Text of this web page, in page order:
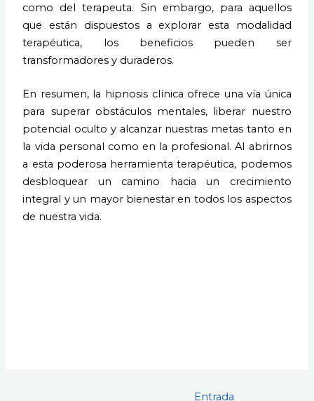
como del terapeuta. Sin embargo, para aquellos
que están dispuestos a explorar esta modalidad
terapéutica, los beneficios pueden ser
transformadores y duraderos.
En resumen, la hipnosis clínica ofrece una vía única
para superar obstáculos mentales, liberar nuestro
potencial oculto y alcanzar nuestras metas tanto en
la vida personal como en la profesional. Al abrirnos
a esta poderosa herramienta terapéutica, podemos
desbloquear un camino hacia un crecimiento
integral y un mayor bienestar en todos los aspectos
de nuestra vida.
Entrada